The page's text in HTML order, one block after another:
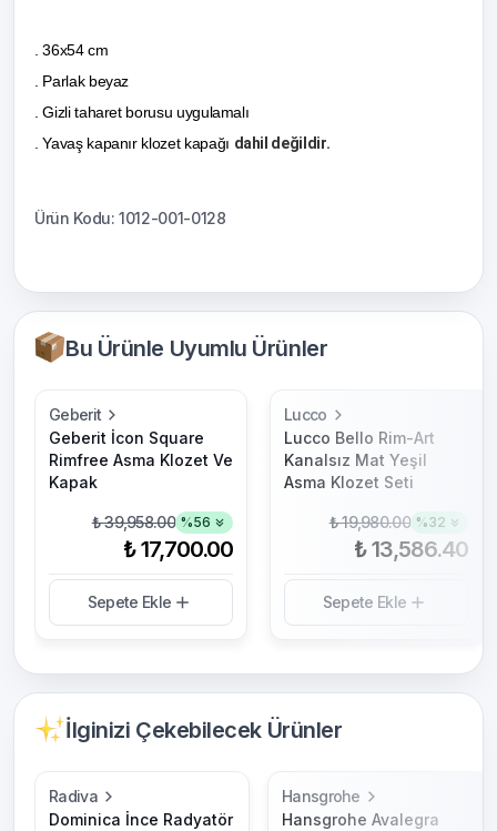
Bu Ürünle Uyumlu Ürünler
Geberit
Geberit İcon Square
Rimfree Asma Klozet Ve
Kapak
₺ 39,958.00 %56
₺ 17,700.00
Sepete Ekle
Lucco
Lucco Bello Rim-Art
Kanalsız Mat Yeşil
Asma Klozet Seti
₺ 19,980.00 %32
₺ 13,586.40
Sepete Ekle
İlginizi Çekebilecek Ürünler
Radiva
Dominica İnce Radyatör
Hansgrohe
Hansgrohe Avalegra
. 36x54 cm
. Parlak beyaz
. Gizli taharet borusu uygulamalı
. Yavaş kapanır klozet kapağı dahil değildir.
Ürün Kodu: 1012-001-0128